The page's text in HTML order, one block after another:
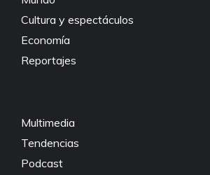
Cultura y espectáculos
Economía
Reportajes
Multimedia
Tendencias
Podcast